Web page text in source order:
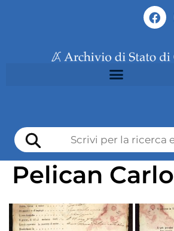
Pelican Carlo